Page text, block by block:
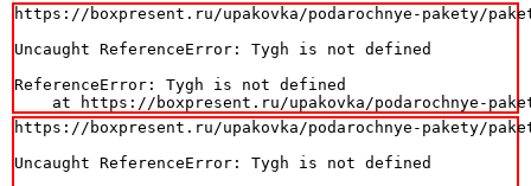
https://boxpresent.ru/upakovka/podarochnye-pakety/
Uncaught ReferenceError: Tygh is not defined
ReferenceError: Tygh is not defined
at https://boxpresent.ru/upakovka/podarochnye-
https://boxpresent.ru/upakovka/podarochnye-pakety/
Uncaught ReferenceError: Tygh is not defined